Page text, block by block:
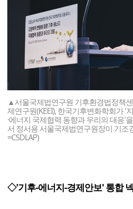
▲서울국제법연구원 기후환경법정책센
제연구원(KEEI), 한국기후변화학회가 '
·에너지 국제협력 동향과 우리의 대응'
서 정서용 서울국제법연구원장이 기조
=CSDLAP)
◇'기후-에너지-경제안보' 통합